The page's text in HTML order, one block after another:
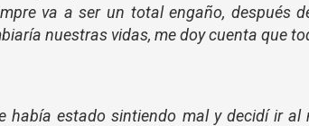
va a ser un total engaño, después
nuestras vidas, me doy cuenta que
había estado sintiendo mal y decidí ir al